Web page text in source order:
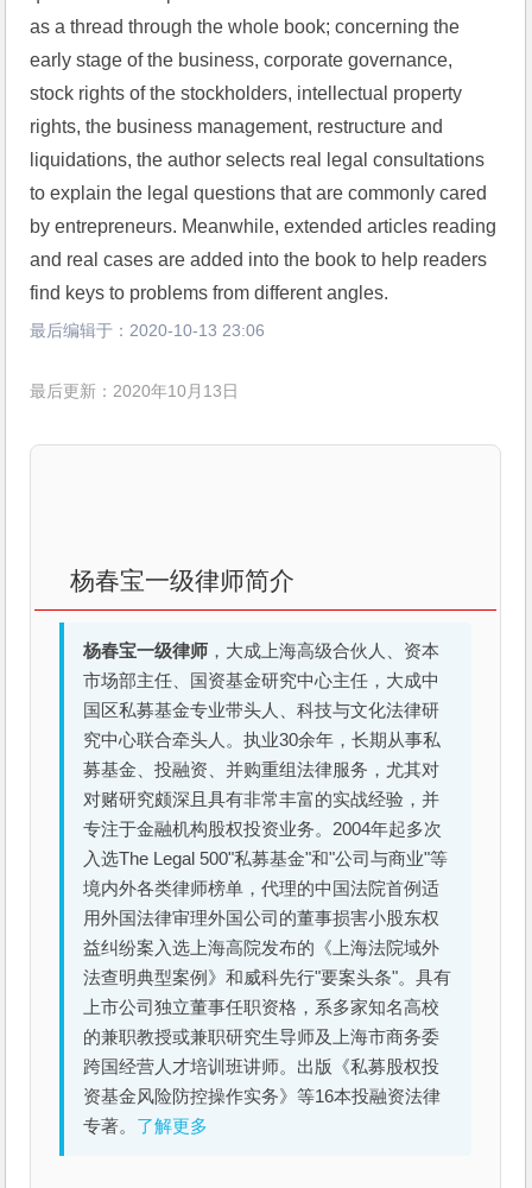
as a thread through the whole book; concerning the
early stage of the business, corporate governance,
stock rights of the stockholders, intellectual property
rights, the business management, restructure and
liquidations, the author selects real legal consultations
to explain the legal questions that are commonly cared
by entrepreneurs. Meanwhile, extended articles reading
and real cases are added into the book to help readers
find keys to problems from different angles.
最后编辑于： 2020-10-13 23:06
最后更新：2020年10月13日
杨春宝一级律师简介
杨春宝一级律师 ，大成上海高级合伙人、资本
市场部主任、国资基金研究中心主任，大成中
国区私募基金专业带头人、科技与文化法律研
究中心联合牵头人。执业30余年，长期从事私
募基金、投融资、并购重组法律服务，尤其对
对赌研究颇深且具有非常丰富的实战经验，并
专注于金融机构股权投资业务。2004年起多次
入选The Legal 500"私募基金"和"公司与商业"等
境内外各类律师榜单，代理的中国法院首例适
用外国法律审理外国公司的董事损害小股东权
益纠纷案入选上海高院发布的《上海法院域外
法查明典型案例》和威科先行"要案头条"。具有
上市公司独立董事任职资格，系多家知名高校
的兼职教授或兼职研究生导师及上海市商务委
跨国经营人才培训班讲师。出版《私募股权投
资基金风险防控操作实务》等16本投融资法律
专著。 了解更多